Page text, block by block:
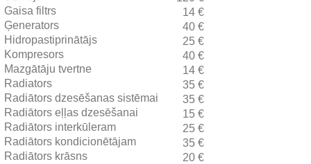
Gaisa filtrs
14 €
Ģenerators
40 €
Hidropastiprinātājs
25 €
Kompresors
40 €
Mazgātāju tvertne
14 €
Radiators
35 €
Radiātors dzesēšanas sistēmai
35 €
Radiātors eļļas dzesēšanai
15 €
Radiātors interkūleram
25 €
Radiātors kondicionētājam
35 €
Radiātors krāsns
20 €